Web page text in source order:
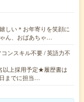
しい＊お年寄りを笑顔に
ん、おばあちゃ…
ンスキル不要 / 英語力不
以上採用予定★履歴書は
までに担当…